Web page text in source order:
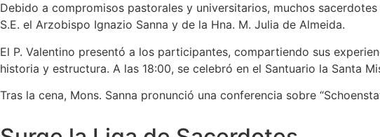
Debido a compromisos pastorales y universitarios, muchos
S.E. el Arzobispo Ignazio Sanna y de la Hna. M. Julia de Almeida.
El P. Valentino presentó a los participantes, compartiendo sus
historia y estructura. A las 18:00, se celebró en el Santuario la Santa
Tras la cena, Mons. Sanna pronunció una conferencia sobre